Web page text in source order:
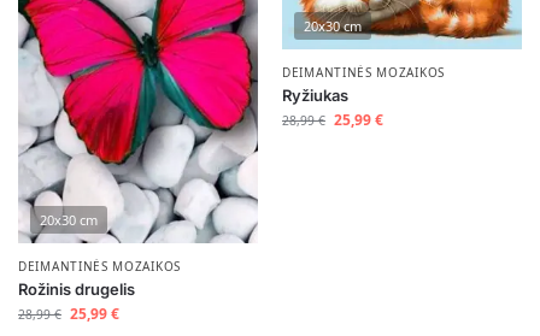
20x30 cm
DEIMANTINĖS MOZAIKOS
Rožinis drugelis
28,99€ 25,99€
20x30 cm
DEIMANTINĖS MOZAIKOS
Ryžiukas
28,99€ 25,99€